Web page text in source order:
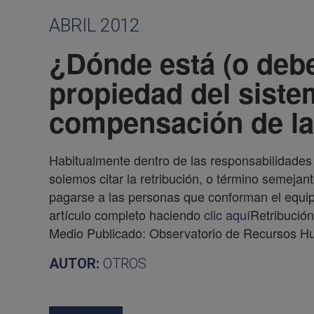
ABRIL 2012
¿Dónde está (o
propiedad del
compensación de
Habitualmente dentro de las
solemos citar la retribución, o término
pagarse a las personas que conforman el
artículo completo haciendo clic aquí
Medio Publicado: Observatorio de Recursos
AUTOR: OTROS